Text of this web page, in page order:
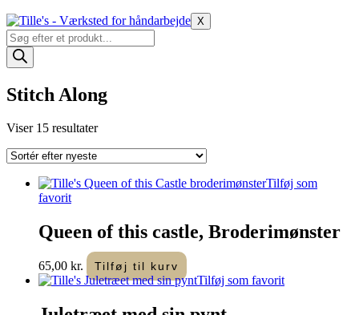
X
Products
search
Stitch Along
Viser 15 resultaterSorteret
Tilføj som
favorit
Queen of this castle, Broderimønster
65,00 kr. Tilføj til kurv
Tilføj som favorit